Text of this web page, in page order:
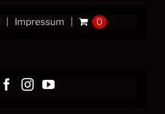
Impressum 0